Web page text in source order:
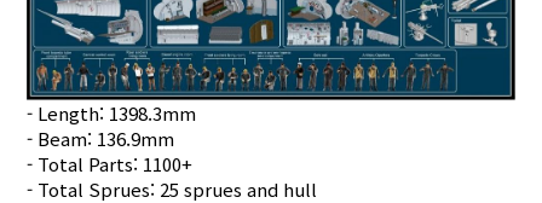
- Length: 1398.3mm
- Beam: 136.9mm
- Total Parts: 1100+
- Total Sprues: 25 sprues and hull